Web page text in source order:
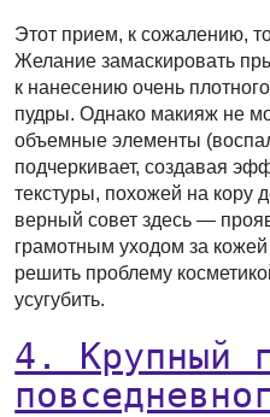
Этот прием, к сожалению,
Желание замаскировать
к нанесению очень
пудры. Однако макияж не
объемные элементы
подчеркивает, создавая
текстуры, похожей на кору
верный совет здесь —
грамотным уходом за
решить проблему
усугубить.
4. Крупный